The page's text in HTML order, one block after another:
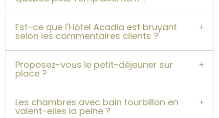
Est-ce que l'Hôtel Acadia est bruyant
selon les commentaires clients ?
Proposez-vous le petit-déjeuner sur
place ?
Les chambres avec bain tourbillon en
valent-elles la peine ?